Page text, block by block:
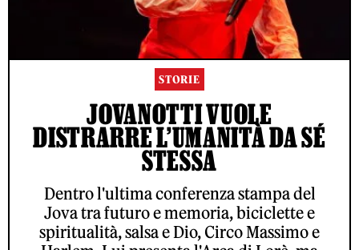
STORIE
JOVANOTTI VUOLE
DISTRARRE L’UMANITÀ DA SÉ
STESSA
Dentro l'ultima conferenza stampa del
Jova tra futuro e memoria, biciclette e
spiritualità, salsa e Dio, Circo Massimo e